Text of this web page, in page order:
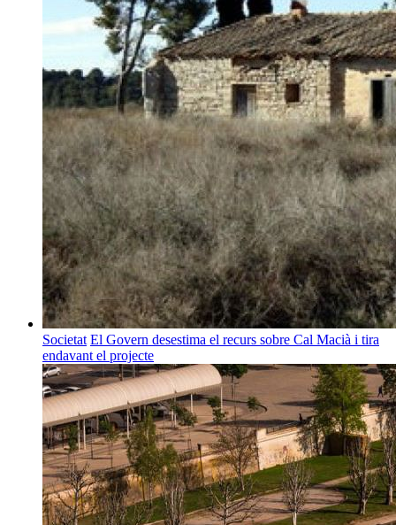
Societat El Govern desestima el recurs sobre Cal Macià i tira
endavant el projecte